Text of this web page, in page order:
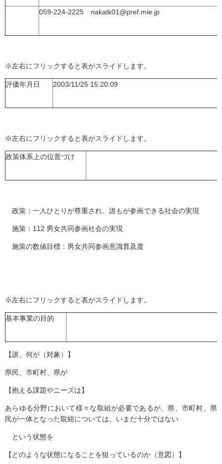
059-224-2225 nakatk01@pref.mie.jp
※左右にフリックすると表がスライドします。
評価年月日 2003/11/25 15:20:09
※左右にフリックすると表がスライドします。
政策体系上の位置づけ
政策：一人ひとりが尊重され、誰もが参画できる社会の実現
施策：112 男女共同参画社会の実現
施策の数値目標：男女共同参画意識普及度
※左右にフリックすると表がスライドします。
基本事業の目的
【誰、何が（対象）】
県民、市町村、県が
【抱える課題やニーズは】
あらゆる分野において様々な取組が必要であるが、県、市町村、県
民が一体となった取組については、いまだ十分ではない
という状態を
【どのような状態になることを狙っているのか（意図）】